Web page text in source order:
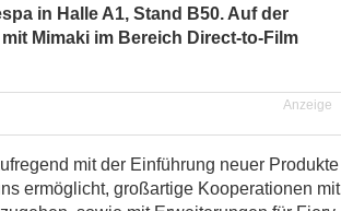
in Halle A1, Stand B50. Auf der
Mimaki im Bereich Direct-to-Film
Anzeige
mit der Einführung neuer Produkte
ermöglicht, großartige Kooperationen mit